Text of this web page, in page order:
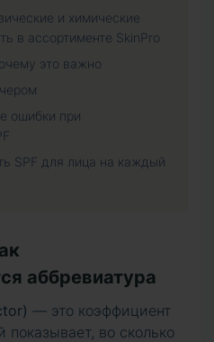
и химические
в ассортименте SkinPro
это важно
ошибки при
SPF для лица на каждый
аббревиатура
— это коэффициент
во сколько